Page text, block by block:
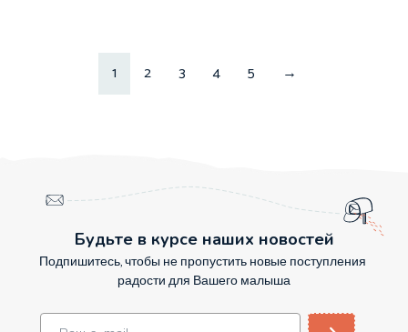
1 2 3 4 5 →
Будьте в курсе наших новостей
Подпишитесь, чтобы не пропустить новые поступления
радости для Вашего малыша